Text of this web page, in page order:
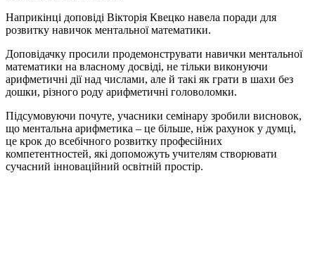
Наприкінці доповіді Вікторія Квецко навела поради для
розвитку навичок ментальної математики.
Доповідачку просили продемонструвати навички ментальної
математики на власному досвіді, не тільки виконуючи
арифметичні дії над числами, але й такі як грати в шахи без
дошки, різного роду арифметичні головоломки.
Підсумовуючи почуте, учасники семінару зробили висновок,
що ментальна арифметика – це більше, ніж рахунок у думці,
це крок до всебічного розвитку професійних
компетентностей, які допоможуть учителям створювати
сучасний інноваційний освітній простір.